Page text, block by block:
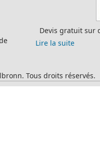
antennes TNT
Tous droits réservés.